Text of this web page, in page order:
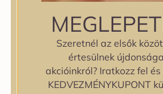
Bőrállapot
Bőrállapot
Bőrtípus
Bőrtípus
Kombinált
Szeretnél az elsők
értesülnek
akcióinkról? Iratkozz fel és
KEDVEZMÉNYKUPONT